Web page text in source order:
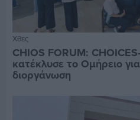
Χθες
CHIOS FORUM:
κατέκλυσε το Ομήρειο
διοργάνωση